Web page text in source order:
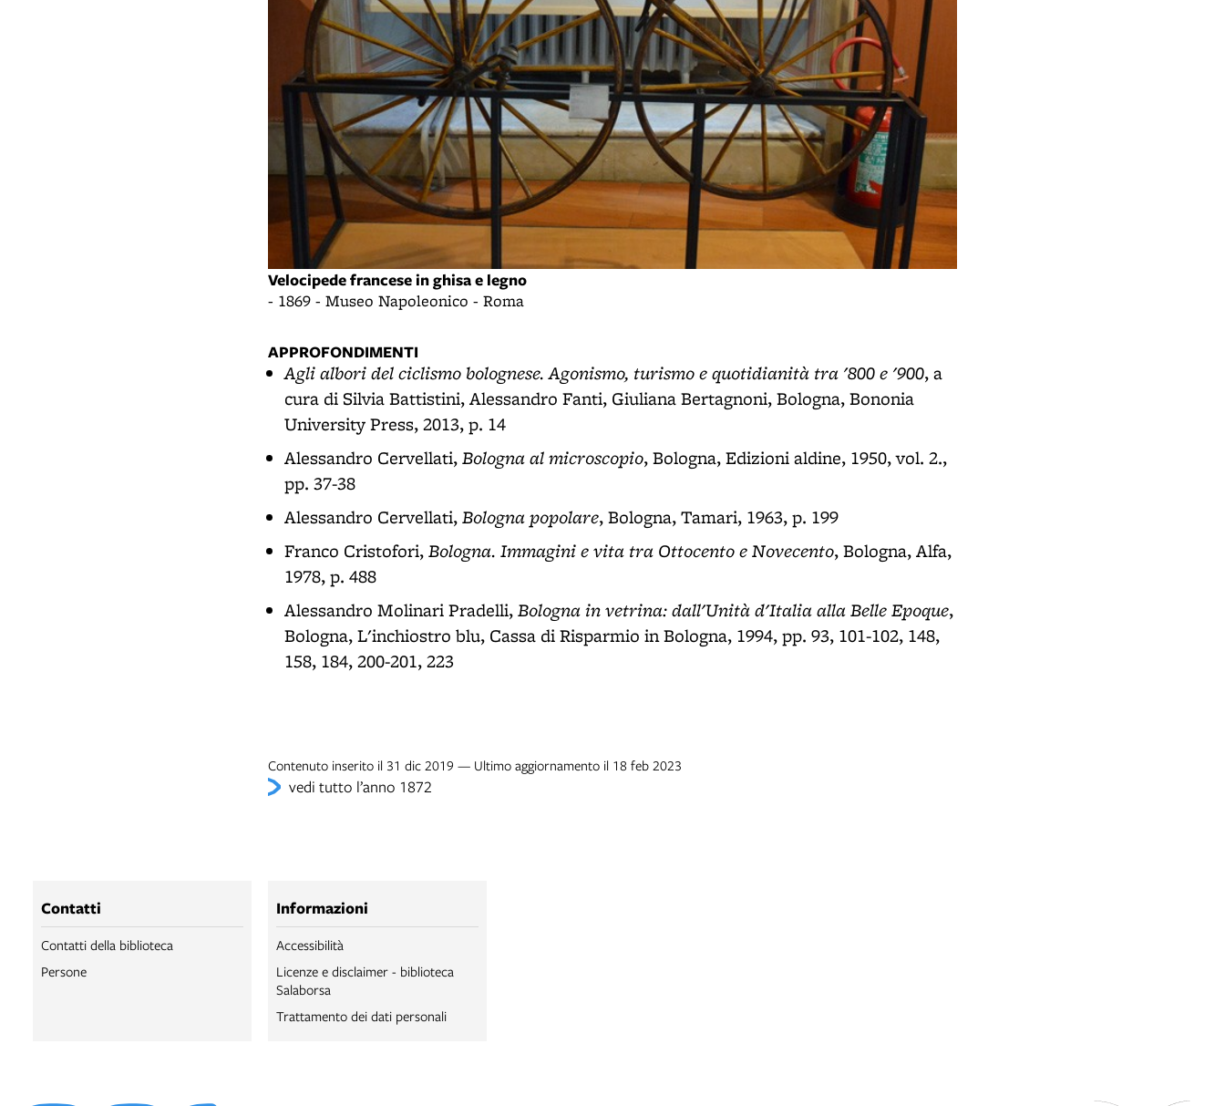
Velocipede francese in ghisa e legno
- 1869 - Museo Napoleonico - Roma
APPROFONDIMENTI
Agli albori del ciclismo bolognese. Agonismo, turismo e quotidianità tra '800 e '900, a
cura di Silvia Battistini, Alessandro Fanti, Giuliana Bertagnoni, Bologna, Bononia
University Press, 2013, p. 14
Alessandro Cervellati,Bologna al microscopio, Bologna, Edizioni aldine, 1950, vol. 2.,
pp. 37-38
Alessandro Cervellati,Bologna popolare, Bologna, Tamari, 1963, p. 199
Franco Cristofori,Bologna. Immagini e vita tra Ottocento e Novecento, Bologna, Alfa,
1978, p. 488
Alessandro Molinari Pradelli,Bologna in vetrina: dall'Unità d'Italia alla Belle Epoque,
Bologna, L'inchiostro blu, Cassa di Risparmio in Bologna, 1994, pp. 93, 101-102, 148,
158, 184, 200-201, 223
Contenuto inserito il 31 dic 2019 — Ultimo aggiornamento il 18 feb 2023
vedi tutto l’anno 1872
Contatti
Contatti della biblioteca
Persone
Informazioni
Accessibilità
Licenze e disclaimer - biblioteca
Salaborsa
Trattamento dei dati personali